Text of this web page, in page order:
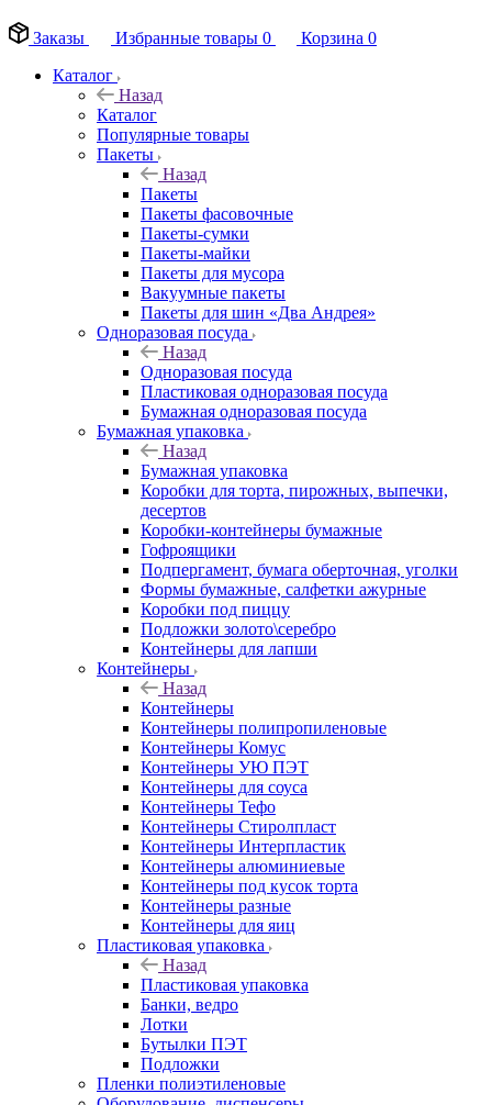
Заказы
Избранные товары 0 Корзина 0
Каталог
Назад
Каталог
Популярные товары
Пакеты
Назад
Пакеты
Пакеты фасовочные
Пакеты-сумки
Пакеты-майки
Пакеты для мусора
Вакуумные пакеты
Пакеты для шин «Два Андрея»
Одноразовая посуда
Назад
Одноразовая посуда
Пластиковая одноразовая посуда
Бумажная одноразовая посуда
Бумажная упаковка
Назад
Бумажная упаковка
Коробки для торта, пирожных, выпечки,
десертов
Коробки-контейнеры бумажные
Гофроящики
Подпергамент, бумага оберточная, уголки
Формы бумажные, салфетки ажурные
Коробки под пиццу
Подложки золото\серебро
Контейнеры для лапши
Контейнеры
Назад
Контейнеры
Контейнеры полипропиленовые
Контейнеры Комус
Контейнеры УЮ ПЭТ
Контейнеры для соуса
Контейнеры Тефо
Контейнеры Стиролпласт
Контейнеры Интерпластик
Контейнеры алюминиевые
Контейнеры под кусок торта
Контейнеры разные
Контейнеры для яиц
Пластиковая упаковка
Назад
Пластиковая упаковка
Банки, ведро
Лотки
Бутылки ПЭТ
Подложки
Пленки полиэтиленовые